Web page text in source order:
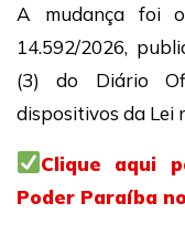
A mudança foi
14.592/2026,
(3) do Diário
dispositivos da Lei
Clique aqui
Poder Paraíba